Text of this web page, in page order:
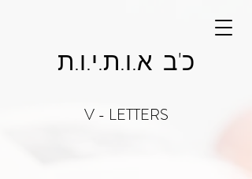
כ'ב א.ו.ת.י.ו.ת
V - LETTERS